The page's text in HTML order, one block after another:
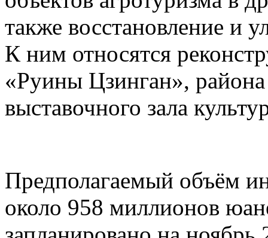
также восстановление и
К ним относятся
«Руины Цзинган»,
выставочного зала
Предполагаемый объём
около 958 миллионов